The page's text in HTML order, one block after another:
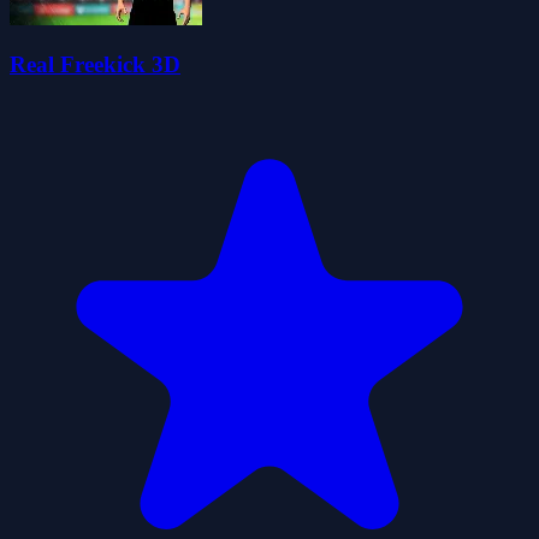
Real Freekick 3D